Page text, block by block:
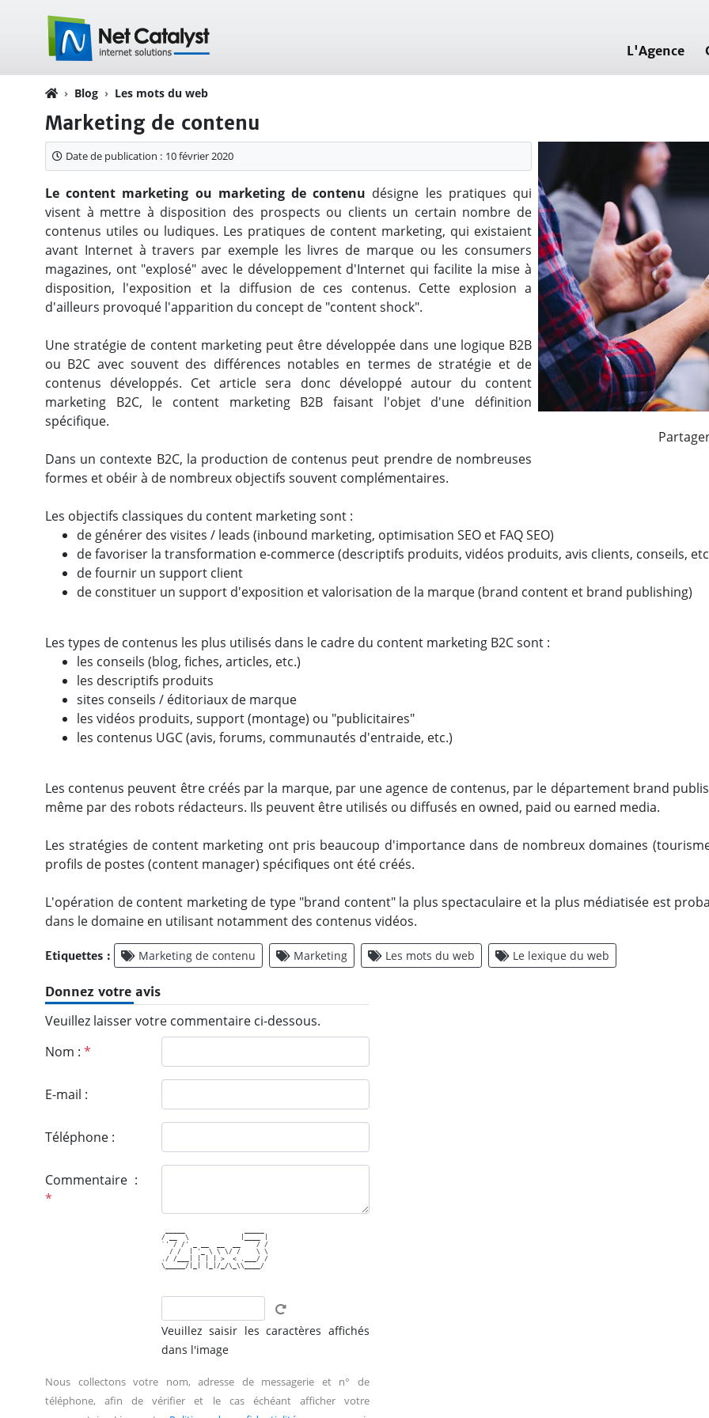
L'Agence
Blog Les mots du web
Marketing de contenu
Date de publication : 10 février 2020
Le content marketing ou marketing de contenu désigne les pratiques qui
visent à mettre à disposition des prospects ou clients un certain nombre de
contenus utiles ou ludiques. Les pratiques de content marketing, qui existaient
avant Internet à travers par exemple les livres de marque ou les consumers
magazines, ont "explosé" avec le développement d'Internet qui facilite la mise à
disposition, l'exposition et la diffusion de ces contenus. Cette explosion a
d'ailleurs provoqué l'apparition du concept de "content shock".
Une stratégie de content marketing peut être développée dans une logique B2B
ou B2C avec souvent des différences notables en termes de stratégie et de
contenus développés. Cet article sera donc développé autour du content
marketing B2C, le content marketing B2B faisant l'objet d'une définition
spécifique.
Dans un contexte B2C, la production de contenus peut prendre de nombreuses
formes et obéir à de nombreux objectifs souvent complémentaires.
Les objectifs classiques du content marketing sont :
de générer des visites / leads (inbound marketing, optimisation SEO et FAQ SEO)
de favoriser la transformation e-commerce (descriptifs produits, vidéos produits, avis clients, conseils,
de fournir un support client
de constituer un support d'exposition et valorisation de la marque (brand content et brand publishing)
Les types de contenus les plus utilisés dans le cadre du content marketing B2C sont :
les conseils (blog, fiches, articles, etc.)
les descriptifs produits
sites conseils / éditoriaux de marque
les vidéos produits, support (montage) ou "publicitaires"
les contenus UGC (avis, forums, communautés d'entraide, etc.)
Les contenus peuvent être créés par la marque, par une agence de contenus, par le département brand
même par des robots rédacteurs. Ils peuvent être utilisés ou diffusés en owned, paid ou earned media.
Les stratégies de content marketing ont pris beaucoup d'importance dans de nombreux domaines
profils de postes (content manager) spécifiques ont été créés.
L'opération de content marketing de type "brand content" la plus spectaculaire et la plus médiatisée est
dans le domaine en utilisant notamment des contenus vidéos.
Etiquettes : Marketing de contenu Marketing Les mots du web Le lexique du web
Donnez votre avis
Veuillez laisser votre commentaire ci-dessous.
Nom : *
E-mail :
Téléphone :
Commentaire :
*
/ __  \             |____ |
`' / /' _ __  __  __    / /
  / /  | '_ \ \ \/ /    \ \
./ /___| | | | >  < .___/ /
\_____/|_| |_|/_/\_\\____/
Veuillez saisir les caractères affichés
dans l'image
Nous collectons votre nom, adresse de messagerie et n° de
téléphone, afin de vérifier et le cas échéant afficher votre